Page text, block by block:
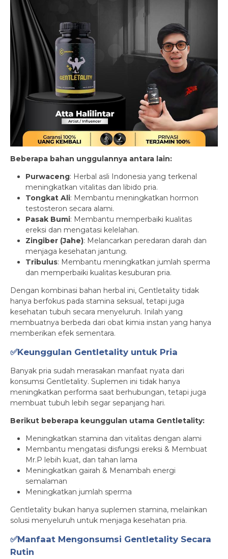
Beberapa bahan unggulannya antara lain:
Purwaceng: Herbal asli Indonesia yang terkenal
meningkatkan vitalitas dan libido pria.
Tongkat Ali: Membantu meningkatkan hormon
testosteron secara alami.
Pasak Bumi: Membantu memperbaiki kualitas
ereksi dan mengatasi kelelahan.
Zingiber (Jahe): Melancarkan peredaran darah dan
menjaga kesehatan jantung.
Tribulus: Membantu meningkatkan jumlah sperma
dan memperbaiki kualitas kesuburan pria.
Dengan kombinasi bahan herbal ini, Gentletality tidak
hanya berfokus pada stamina seksual, tetapi juga
kesehatan tubuh secara menyeluruh. Inilah yang
membuatnya berbeda dari obat kimia instan yang hanya
memberikan efek sementara.
✅Keunggulan Gentletality untuk Pria
Banyak pria sudah merasakan manfaat nyata dari
konsumsi Gentletality. Suplemen ini tidak hanya
meningkatkan performa saat berhubungan, tetapi juga
membuat tubuh lebih segar sepanjang hari.
Berikut beberapa keunggulan utama Gentletality:
Meningkatkan stamina dan vitalitas dengan alami
Membantu mengatasi disfungsi ereksi & Membuat
Mr.P lebih kuat, dan tahan lama
Meningkatkan gairah & Menambah energi
semalaman
Meningkatkan jumlah sperma
Gentletality bukan hanya suplemen stamina, melainkan
solusi menyeluruh untuk menjaga kesehatan pria.
✅Manfaat Mengonsumsi Gentletality Secara
Rutin